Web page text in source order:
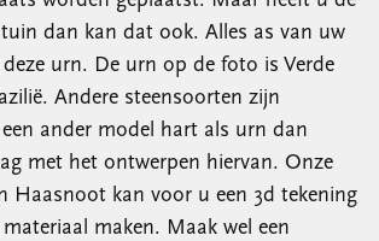
dan kan dat ook. Alles as van uw
urn. De urn op de foto is Verde
Andere steensoorten zijn
ander model hart als urn dan
met het ontwerpen hiervan. Onze
Haasnoot kan voor u een 3d tekening
maken. Maak wel een